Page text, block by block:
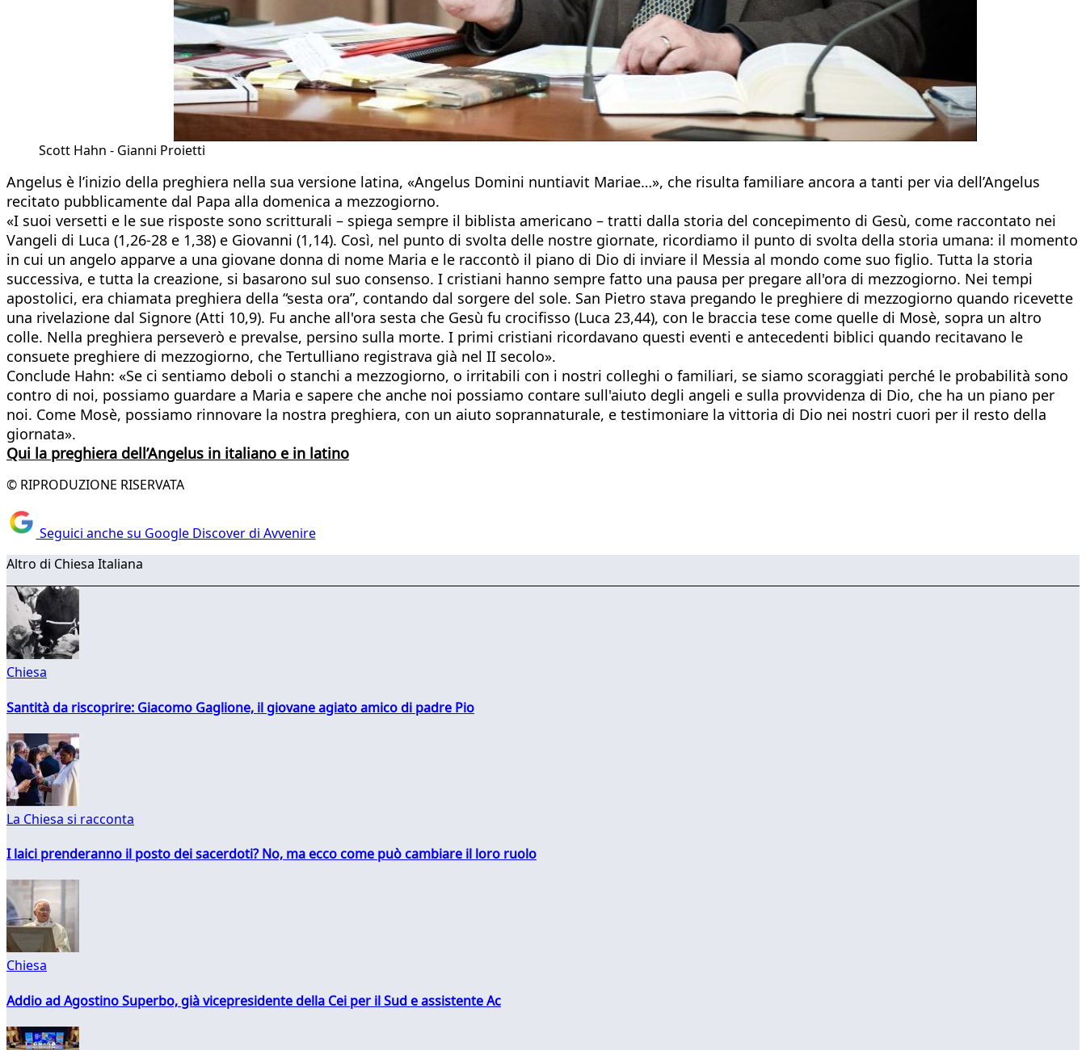
Scott Hahn - Gianni Proietti
Angelus è l’inizio della preghiera nella sua versione latina, «Angelus Domini nuntiavit Mariae…», che risulta familiare ancora a tanti per via dell’Angelus
recitato pubblicamente dal Papa alla domenica a mezzogiorno.
«I suoi versetti e le sue risposte sono scritturali – spiega sempre il biblista americano – tratti dalla storia del concepimento di Gesù, come raccontato nei
Vangeli di Luca (1,26-28 e 1,38) e Giovanni (1,14). Così, nel punto di svolta delle nostre giornate, ricordiamo il punto di svolta della storia umana: il momento
in cui un angelo apparve a una giovane donna di nome Maria e le raccontò il piano di Dio di inviare il Messia al mondo come suo figlio. Tutta la storia
successiva, e tutta la creazione, si basarono sul suo consenso. I cristiani hanno sempre fatto una pausa per pregare all'ora di mezzogiorno. Nei tempi
apostolici, era chiamata preghiera della “sesta ora”, contando dal sorgere del sole. San Pietro stava pregando le preghiere di mezzogiorno quando ricevette
una rivelazione dal Signore (Atti 10,9). Fu anche all'ora sesta che Gesù fu crocifisso (Luca 23,44), con le braccia tese come quelle di Mosè, sopra un altro
colle. Nella preghiera perseverò e prevalse, persino sulla morte. I primi cristiani ricordavano questi eventi e antecedenti biblici quando recitavano le
consuete preghiere di mezzogiorno, che Tertulliano registrava già nel II secolo».
Conclude Hahn: «Se ci sentiamo deboli o stanchi a mezzogiorno, o irritabili con i nostri colleghi o familiari, se siamo scoraggiati perché le probabilità sono
contro di noi, possiamo guardare a Maria e sapere che anche noi possiamo contare sull'aiuto degli angeli e sulla provvidenza di Dio, che ha un piano per
noi. Come Mosè, possiamo rinnovare la nostra preghiera, con un aiuto soprannaturale, e testimoniare la vittoria di Dio nei nostri cuori per il resto della
giornata».
Qui la preghiera dell’Angelus in italiano e in latino
© RIPRODUZIONE RISERVATA
Seguici anche su Google Discover di Avvenire
Altro di Chiesa Italiana
Chiesa
Santità da riscoprire: Giacomo Gaglione, il giovane agiato amico di padre Pio
La Chiesa si racconta
I laici prenderanno il posto dei sacerdoti? No, ma ecco come può cambiare il loro ruolo
Chiesa
Addio ad Agostino Superbo, già vicepresidente della Cei per il Sud e assistente Ac